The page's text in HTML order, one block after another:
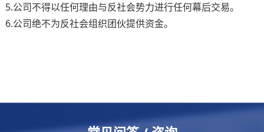
5.公司不得以任何理由与反社会势力进行任何幕后交易。
6.公司绝不为反社会组织团伙提供资金。